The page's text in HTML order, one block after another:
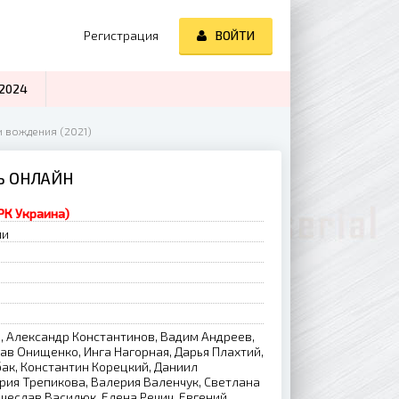
вождения (2021)
ОНЛАЙН
Украина)
Александр Константинов, Вадим Андреев,
Онищенко, Инга Нагорная, Дарья Плахтий,
Константин Корецкий, Даниил
Трепикова, Валерия Валенчук, Светлана
Регистрация ВОЙТИ